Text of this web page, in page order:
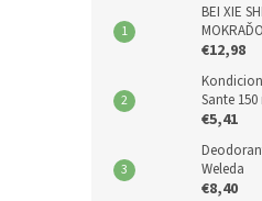
BEI XIE
€12,98
Sante
€5,41
Weleda
€8,40